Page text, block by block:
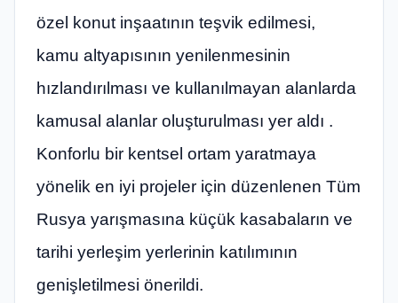
özel konut inşaatının teşvik edilmesi,
kamu altyapısının yenilenmesinin
hızlandırılması ve kullanılmayan alanlarda
kamusal alanlar oluşturulması yer aldı .
Konforlu bir kentsel ortam yaratmaya
yönelik en iyi projeler için düzenlenen Tüm
Rusya yarışmasına küçük kasabaların ve
tarihi yerleşim yerlerinin katılımının
genişletilmesi önerildi.